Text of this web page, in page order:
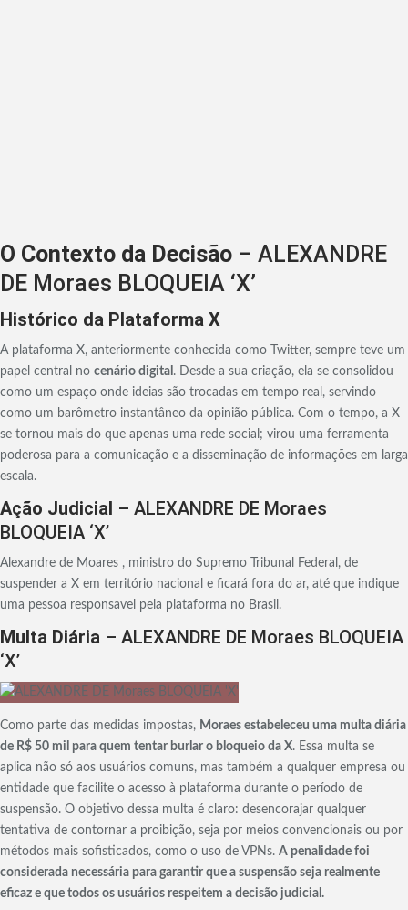
O Contexto da Decisão – ALEXANDRE
DE Moraes BLOQUEIA ‘X’
Histórico da Plataforma X
A plataforma X, anteriormente conhecida como Twitter, sempre teve um
papel central no cenário digital . Desde a sua criação, ela se consolidou
como um espaço onde ideias são trocadas em tempo real, servindo
como um barômetro instantâneo da opinião pública. Com o tempo, a X
se tornou mais do que apenas uma rede social; virou uma ferramenta
poderosa para a comunicação e a disseminação de informações em larga
escala.
Ação Judicial – ALEXANDRE DE Moraes
BLOQUEIA ‘X’
Alexandre de Moares , ministro do Supremo Tribunal Federal, de
suspender a X em território nacional e ficará fora do ar, até que indique
uma pessoa responsavel pela plataforma no Brasil.
Multa Diária – ALEXANDRE DE Moraes BLOQUEIA
‘X’
Como parte das medidas impostas, Moraes estabeleceu uma multa diária
de R$ 50 mil para quem tentar burlar o bloqueio da X. Essa multa se
aplica não só aos usuários comuns, mas também a qualquer empresa ou
entidade que facilite o acesso à plataforma durante o período de
suspensão. O objetivo dessa multa é claro: desencorajar qualquer
tentativa de contornar a proibição, seja por meios convencionais ou por
métodos mais sofisticados, como o uso de VPNs. A penalidade foi
considerada necessária para garantir que a suspensão seja realmente
eficaz e que todos os usuários respeitem a decisão judicial.